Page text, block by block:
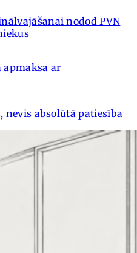
nodod PVN
apmaksa ar
absolūtā patiesība